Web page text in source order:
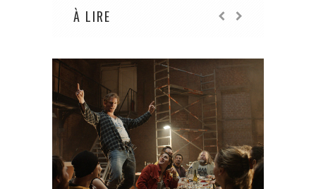
À LIRE